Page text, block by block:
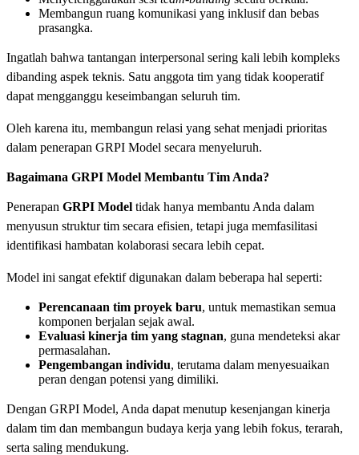
Membangun ruang komunikasi yang inklusif dan bebas
prasangka.
Ingatlah bahwa tantangan interpersonal sering kali lebih kompleks
dibanding aspek teknis. Satu anggota tim yang tidak kooperatif
dapat mengganggu keseimbangan seluruh tim.
Oleh karena itu, membangun relasi yang sehat menjadi prioritas
dalam penerapan GRPI Model secara menyeluruh.
Bagaimana GRPI Model Membantu Tim Anda?
Penerapan GRPI Model tidak hanya membantu Anda dalam
menyusun struktur tim secara efisien, tetapi juga memfasilitasi
identifikasi hambatan kolaborasi secara lebih cepat.
Model ini sangat efektif digunakan dalam beberapa hal seperti:
Perencanaan tim proyek baru, untuk memastikan semua
komponen berjalan sejak awal.
Evaluasi kinerja tim yang stagnan, guna mendeteksi akar
permasalahan.
Pengembangan individu, terutama dalam menyesuaikan
peran dengan potensi yang dimiliki.
Dengan GRPI Model, Anda dapat menutup kesenjangan kinerja
dalam tim dan membangun budaya kerja yang lebih fokus, terarah,
serta saling mendukung.